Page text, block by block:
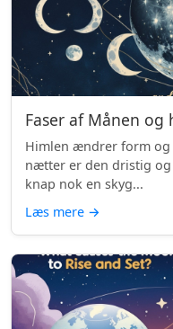
Faser af Månen
Himlen ændrer form og
nætter er den dristig og
knap nok en skyg...
Læs mere →